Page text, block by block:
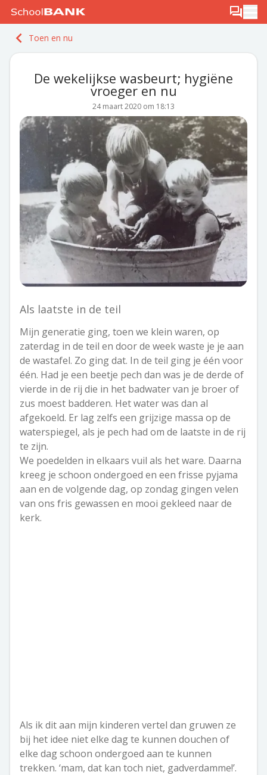
Ga naar de inhoud Berichten
Meld je gratis aan
Toen en nu
De wekelijkse wasbeurt; hygiëne
vroeger en nu
24 maart 2020 om 18:13
Als laatste in de teil
Mijn generatie ging, toen we klein waren, op
zaterdag in de teil en door de week waste je je aan
de wastafel. Zo ging dat. In de teil ging je één voor
één. Had je een beetje pech dan was je de derde of
vierde in de rij die in het badwater van je broer of
zus moest badderen. Het water was dan al
afgekoeld. Er lag zelfs een grijzige massa op de
waterspiegel, als je pech had om de laatste in de rij
te zijn.
We poedelden in elkaars vuil als het ware. Daarna
kreeg je schoon ondergoed en een frisse pyjama
aan en de volgende dag, op zondag gingen velen
van ons fris gewassen en mooi gekleed naar de
kerk.
Als ik dit aan mijn kinderen vertel dan gruwen ze
bij het idee niet elke dag te kunnen douchen of
elke dag schoon ondergoed aan te kunnen
trekken. ‘mam, dat kan toch niet, gadverdamme!’.